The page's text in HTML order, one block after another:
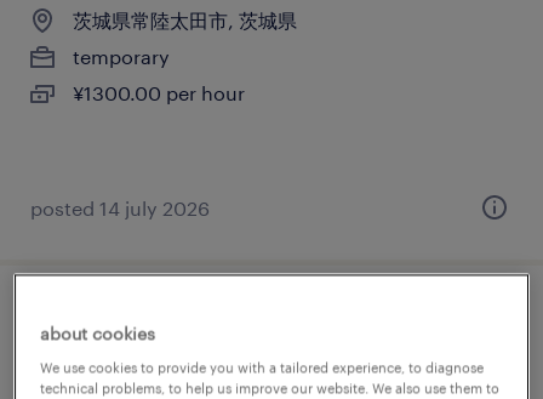
茨城県常陸太田市, 茨城県
temporary
¥1300.00 per hour
posted 14 july 2026
食料品の食品加工・検査・袋詰め
茨城県常陸太田市, 茨城県
about cookies
We use cookies to provide you with a tailored experience, to diagnose
technical problems, to help us improve our website. We also use them to